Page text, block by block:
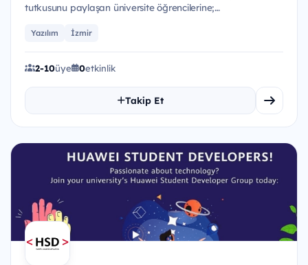
tutkusunu paylaşan üniversite öğrencilerine;
Yazılım İzmir
2-10üye 0etkinlik
Takip Et